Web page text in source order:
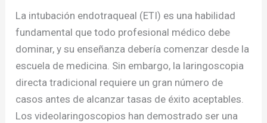
La intubación endotraqueal (ETI) es una habilidad
fundamental que todo profesional médico debe
dominar, y su enseñanza debería comenzar desde la
escuela de medicina. Sin embargo, la laringoscopia
directa tradicional requiere un gran número de
casos antes de alcanzar tasas de éxito aceptables.
Los videolaringoscopios han demostrado ser una